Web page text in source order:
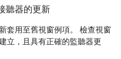
聽器的更新
套用至舊視窗例項。 檢查視窗
立，且具有正確的監聽器更